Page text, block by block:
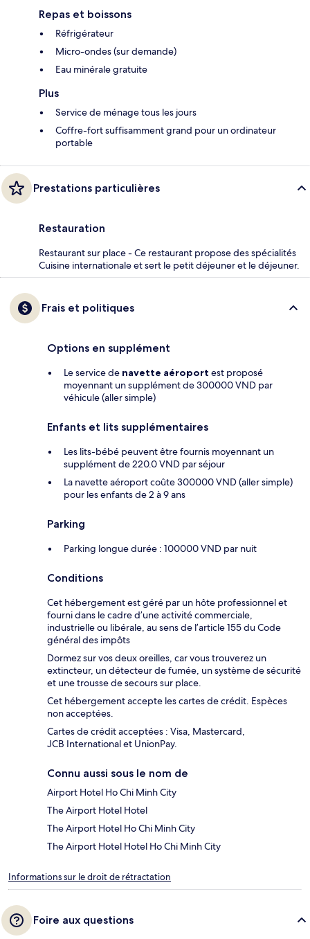
Repas et boissons
Réfrigérateur
Micro-ondes (sur demande)
Eau minérale gratuite
Plus
Service de ménage tous les jours
Coffre-fort suffisamment grand pour un ordinateur
portable
Prestations particulières
Restauration
Restaurant sur place - Ce restaurant propose des spécialités
Cuisine internationale et sert le petit déjeuner et le déjeuner.
Frais et politiques
Options en supplément
Le service de navette aéroport est proposé
moyennant un supplément de 300000 VND par
véhicule (aller simple)
Enfants et lits supplémentaires
Les lits-bébé peuvent être fournis moyennant un
supplément de 220.0 VND par séjour
La navette aéroport coûte 300000 VND (aller simple)
pour les enfants de 2 à 9 ans
Parking
Parking longue durée : 100000 VND par nuit
Conditions
Cet hébergement est géré par un hôte professionnel et
fourni dans le cadre d’une activité commerciale,
industrielle ou libérale, au sens de l’article 155 du Code
général des impôts
Dormez sur vos deux oreilles, car vous trouverez un
extincteur, un détecteur de fumée, un système de sécurité
et une trousse de secours sur place.
Cet hébergement accepte les cartes de crédit. Espèces
non acceptées.
Cartes de crédit acceptées : Visa, Mastercard,
JCB International et UnionPay.
Connu aussi sous le nom de
Airport Hotel Ho Chi Minh City
The Airport Hotel Hotel
The Airport Hotel Ho Chi Minh City
The Airport Hotel Hotel Ho Chi Minh City
Informations sur le droit de rétractation
Foire aux questions